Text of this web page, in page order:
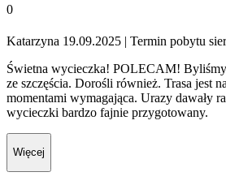
0
Katarzyna 19.09.2025 | Termin pobytu
Świetna wycieczka! POLECAM! Byliśmy
ze szczęścia. Dorośli również. Trasa jest
momentami wymagająca. Urazy dawały
wycieczki bardzo fajnie przygotowany.
Więcej